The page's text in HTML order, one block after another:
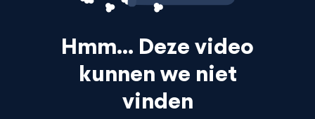
Hmm… Deze video
kunnen we niet
vinden